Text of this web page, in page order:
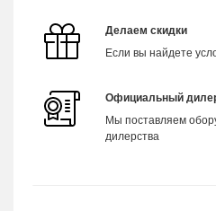
Делаем скидки
Если вы найдете
Официальный
Мы поставляем
дилерства